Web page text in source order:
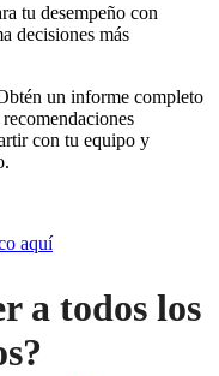
tu desempeño con
decisiones más
un informe completo
con tu equipo y
aquí
a todos los